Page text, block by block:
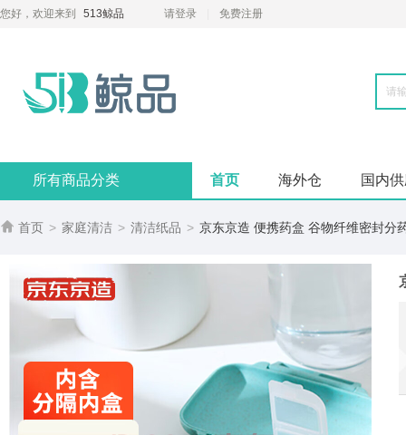
您好，欢迎来到 513鲸品 请登录 免费注册
所有商品分类 首页 海外仓 国内
 首页 > 家庭清洁 > 清洁纸品 > 京东京造 便携药盒 谷物纤维密封分